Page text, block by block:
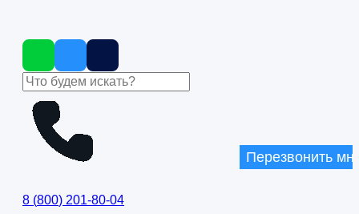
8 (800) 201-80-04
Перезвонить